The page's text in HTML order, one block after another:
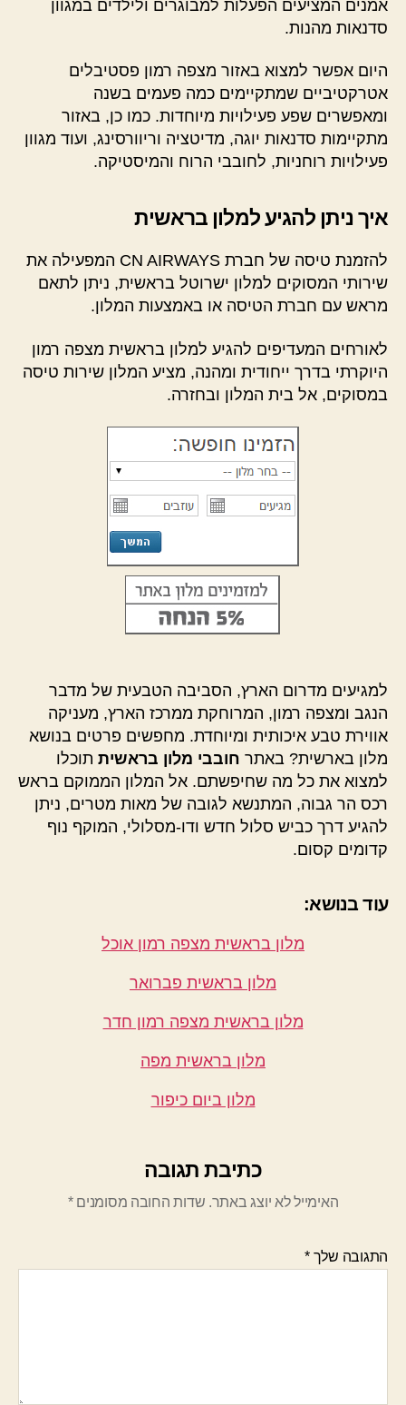
אמנים המציעים הפעלות למבוגרים ולילדים במגוון
סדנאות מהנות.
היום אפשר למצוא באזור מצפה רמון פסטיבלים
אטרקטיביים שמתקיימים כמה פעמים בשנה
ומאפשרים שפע פעילויות מיוחדות. כמו כן, באזור
מתקיימות סדנאות יוגה, מדיטציה וריוורסינג, ועוד מגוון
פעילויות רוחניות, לחובבי הרוח והמיסטיקה.
איך ניתן להגיע למלון בראשית
להזמנת טיסה של חברת CN AIRWAYS המפעילה את
שירותי המסוקים למלון ישרוטל בראשית, ניתן לתאם
מראש עם חברת הטיסה או באמצעות המלון.
לאורחים המעדיפים להגיע למלון בראשית מצפה רמון
היוקרתי בדרך ייחודית ומהנה, מציע המלון שירות טיסה
במסוקים, אל בית המלון ובחזרה.
למגיעים מדרום הארץ, הסביבה הטבעית של מדבר
הנגב ומצפה רמון, המרוחקת ממרכז הארץ, מעניקה
אווירת טבע איכותית ומיוחדת. מחפשים פרטים בנושא
מלון בארשית? באתר חובבי מלון בראשית תוכלו
למצוא את כל מה שחיפשתם. אל המלון הממוקם בראש
רכס הר גבוה, המתנשא לגובה של מאות מטרים, ניתן
להגיע דרך כביש סלול חדש ודו-מסלולי, המוקף נוף
קדומים קסום.
עוד בנושא:
מלון בראשית מצפה רמון אוכל
מלון בראשית פברואר
מלון בראשית מצפה רמון חדר
מלון בראשית מפה
מלון ביום כיפור
כתיבת תגובה
האימייל לא יוצג באתר. שדות החובה מסומנים*
התגובה שלך*